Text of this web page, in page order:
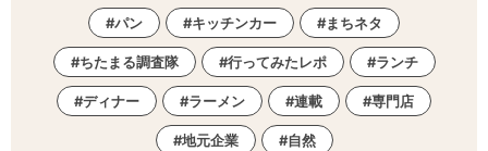
パン キッチンカー まちネタ
ちたまる調査隊 行ってみたレポ ランチ
ディナー ラーメン 連載 専門店
地元企業 自然